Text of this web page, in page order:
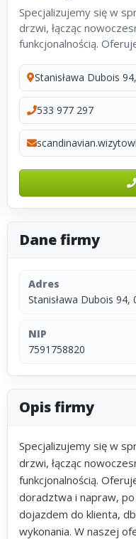
Specjalizujemy się w
drzwi, łącząc
funkcjonalnością.
dojazdem do klienta,
Stanisława Dubois
533 977 297
Dane firmy
Adres
Stanisława Dubois
NIP
7591758820
Opis firmy
Specjalizujemy się w
drzwi, łącząc
funkcjonalnością.
doradztwa i napraw,
dojazdem do klienta,
wykonania. W naszej